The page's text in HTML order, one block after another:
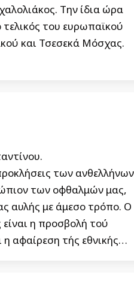
Την ίδια ώρα
του ευρωπαϊκού
και Τσεσεκά Μόσχας.
των ανθελλήνων
των οφθαλμών μας,
αυλής με άμεσο τρόπο. Ο
η προσβολή τού
αφαίρεση τής εθνικής…